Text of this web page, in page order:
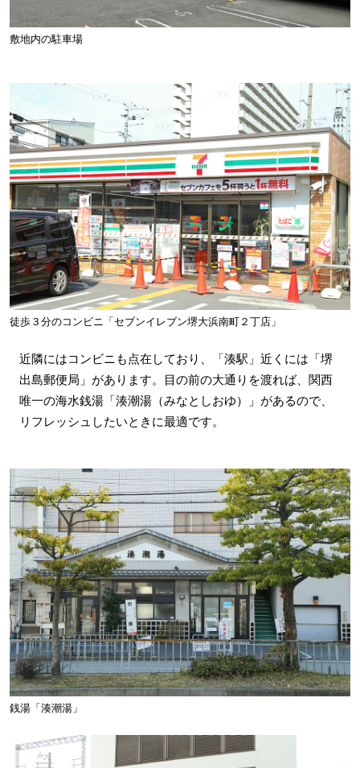
敷地内の駐車場
徒歩３分のコンビニ「セブンイレブン堺大浜南町２丁店」
近隣にはコンビニも点在しており、「湊駅」近くには「堺
出島郵便局」があります。目の前の大通りを渡れば、関西
唯一の海水銭湯「湊潮湯（みなとしおゆ）」があるので、
リフレッシュしたいときに最適です。
銭湯「湊潮湯」